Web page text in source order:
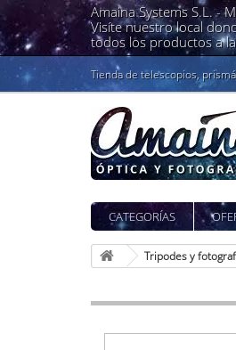
Amaina Systems S.L. -
Visíte nuestro local
todos los productos a
Tienda de telescopios,
CATEGORÍAS
Tripodes y